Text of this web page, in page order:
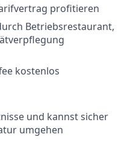
profitieren
Betriebsrestaurant,
kostenlos
und kannst sicher
umgehen